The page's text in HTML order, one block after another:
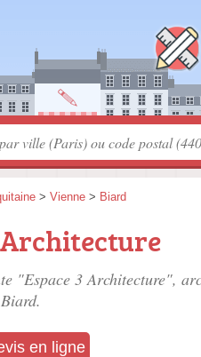
> Vienne > Biard
Architecture
"Espace 3 Architecture",
en ligne